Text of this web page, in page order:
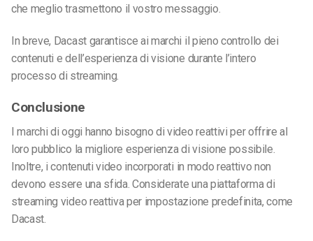
che meglio trasmettono il vostro messaggio.
In breve, Dacast garantisce ai marchi il pieno controllo dei
contenuti e dell’esperienza di visione durante l’intero
processo di streaming.
Conclusione
I marchi di oggi hanno bisogno di video reattivi per offrire al
loro pubblico la migliore esperienza di visione possibile.
Inoltre, i contenuti video incorporati in modo reattivo non
devono essere una sfida. Considerate una piattaforma di
streaming video reattiva per impostazione predefinita, come
Dacast.